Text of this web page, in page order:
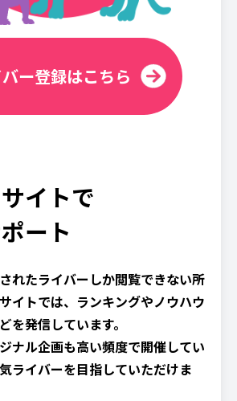
ー登録はこちら
イトで
ート
れたライバーしか閲覧できない所
イトでは、ランキングやノウハウ
を発信しています。
ナル企画も高い頻度で開催してい
ライバーを目指していただけま